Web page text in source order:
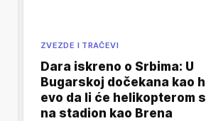
ZVEZDE I TRAČEVI
Dara iskreno o Srbima: U
Bugarskoj dočekana kao
evo da li će helikopterom
na stadion kao Brena